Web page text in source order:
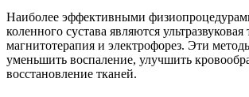
Наиболее эффективными
коленного сустава являются ультразвуковая
магнитотерапия и электрофорез. Эти
уменьшить воспаление, улучшить
восстановление тканей.